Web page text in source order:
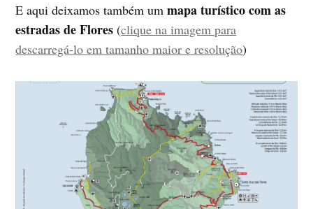
E aqui deixamos também ummapa turístico com as
estradas de Flores (clique na imagem para
descarregá-lo em tamanho maior e resolução)